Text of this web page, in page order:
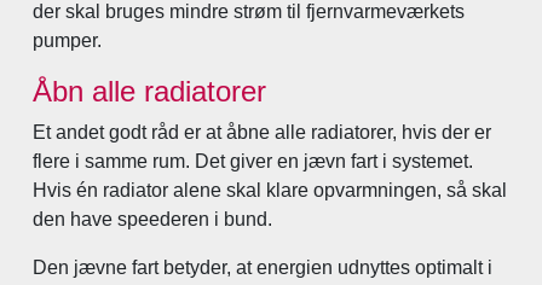
der skal bruges mindre strøm til fjernvarmeværkets
pumper.
Åbn alle radiatorer
Et andet godt råd er at åbne alle radiatorer, hvis der er
flere i samme rum. Det giver en jævn fart i systemet.
Hvis én radiator alene skal klare opvarmningen, så skal
den have speederen i bund.
Den jævne fart betyder, at energien udnyttes optimalt i